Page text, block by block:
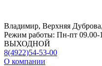
Владимир, Верхняя
Режим работы: Пн-пт 09.00-
ВЫХОДНОЙ
8(4922)54-53-00
О компании